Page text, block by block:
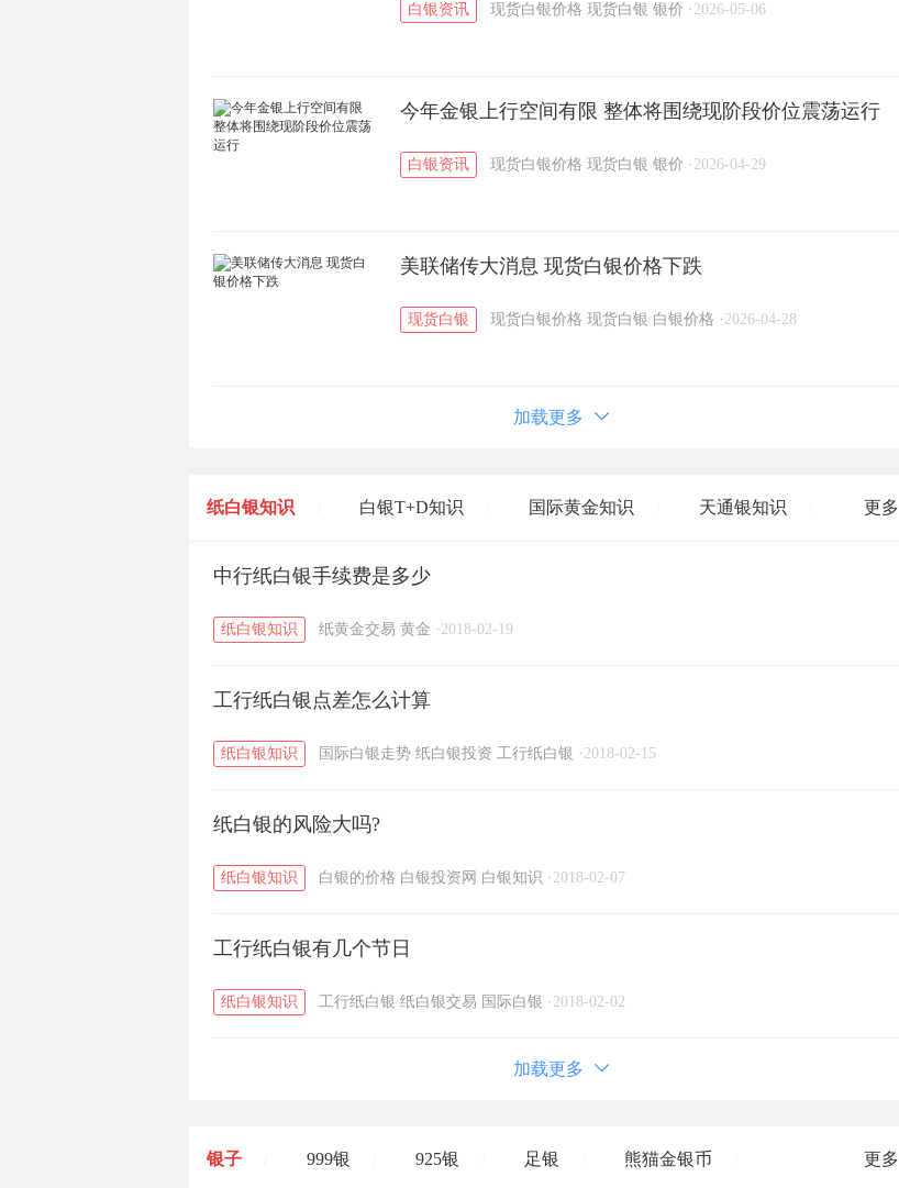
白银资讯 现货白银价格 现货白银 银价 · 2026-05-06
今年金银上行空间有限 整体将围绕现阶段价位震荡运行
白银资讯 现货白银价格 现货白银 银价 · 2026-04-29
美联储传大消息 现货白银价格下跌
现货白银 现货白银价格 现货白银 白银价格 · 2026-04-28
加载更多
纸白银知识 白银T+D知识 国际黄金知识 天通银知识
黄金T+D知识 / 粤贵银知识
更多
中行纸白银手续费是多少
纸白银知识 纸黄金交易 黄金 · 2018-02-19
工行纸白银点差怎么计算
纸白银知识 国际白银走势 纸白银投资 工行纸白银 · 2018-02-15
纸白银的风险大吗?
纸白银知识 白银的价格 白银投资网 白银知识 · 2018-02-07
工行纸白银有几个节日
纸白银知识 工行纸白银 纸白银交易 国际白银 · 2018-02-02
加载更多
银子 999银 925银 足银 熊猫金银币 更多